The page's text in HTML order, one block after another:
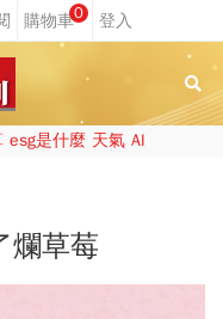
0
esg是什麼 天氣 AI
爛草莓